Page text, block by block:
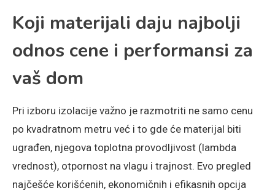
Koji materijali daju najbolji
odnos cene i performansi za
vaš dom
Pri izboru izolacije važno je razmotriti ne samo cenu
po kvadratnom metru već i to gde će materijal biti
ugrađen, njegova toplotna provodljivost (lambda
vrednost), otpornost na vlagu i trajnost. Evo pregled
najčešće korišćenih, ekonomičnih i efikasnih opcija